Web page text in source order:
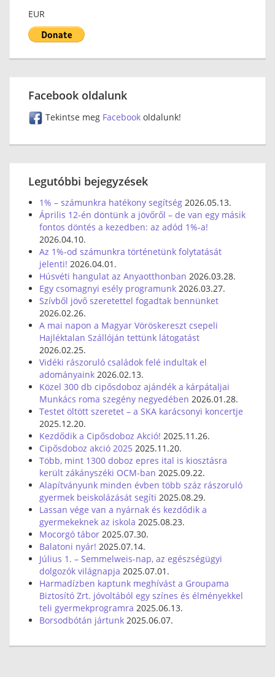
EUR
Facebook oldalunk
Tekintse meg Facebook oldalunk!
Legutóbbi bejegyzések
1% – számunkra hatékony segítség 2026.05.13.
Április 12-én döntünk a jövőről – de van egy másik
fontos döntés a kezedben: az adód 1%-a!
2026.04.10.
Az 1%-od számunkra történetünk folytatását
jelenti! 2026.04.01.
Húsvéti hangulat az Anyaotthonban 2026.03.28.
Egy csomagnyi esély programunk 2026.03.27.
Szívből jövő szeretettel fogadtak bennünket
2026.02.26.
A mai napon a Magyar Vöröskereszt csepeli
Hajléktalan Szállóján tettünk látogatást
2026.02.25.
Vidéki rászoruló családok felé indultak el
adományaink 2026.02.13.
Közel 300 db cipősdoboz ajándék a kárpátaljai
Munkács roma szegény negyedében 2026.01.28.
Testet öltött szeretet – a SKA karácsonyi koncertje
2025.12.20.
Kezdődik a Cipősdoboz Akció! 2025.11.26.
Cipősdoboz akció 2025 2025.11.20.
Több, mint 1300 doboz epres ital is kiosztásra
került zákányszéki OCM-ban 2025.09.22.
Alapítványunk minden évben több száz rászoruló
gyermek beiskolázását segíti 2025.08.29.
Lassan vége van a nyárnak és kezdődik a
gyermekeknek az iskola 2025.08.23.
Mocorgó tábor 2025.07.30.
Balatoni nyár! 2025.07.14.
Július 1. – Semmelweis-nap, az egészségügyi
dolgozók világnapja 2025.07.01.
Harmadízben kaptunk meghívást a Groupama
Biztosító Zrt. jóvoltából egy színes és élményekkel
teli gyermekprogramra 2025.06.13.
Borsodbótán jártunk 2025.06.07.